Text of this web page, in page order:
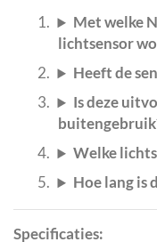
Met welke
lichtsensor
Heeft de
Is deze
Welke
Hoe lang is
Specificaties: